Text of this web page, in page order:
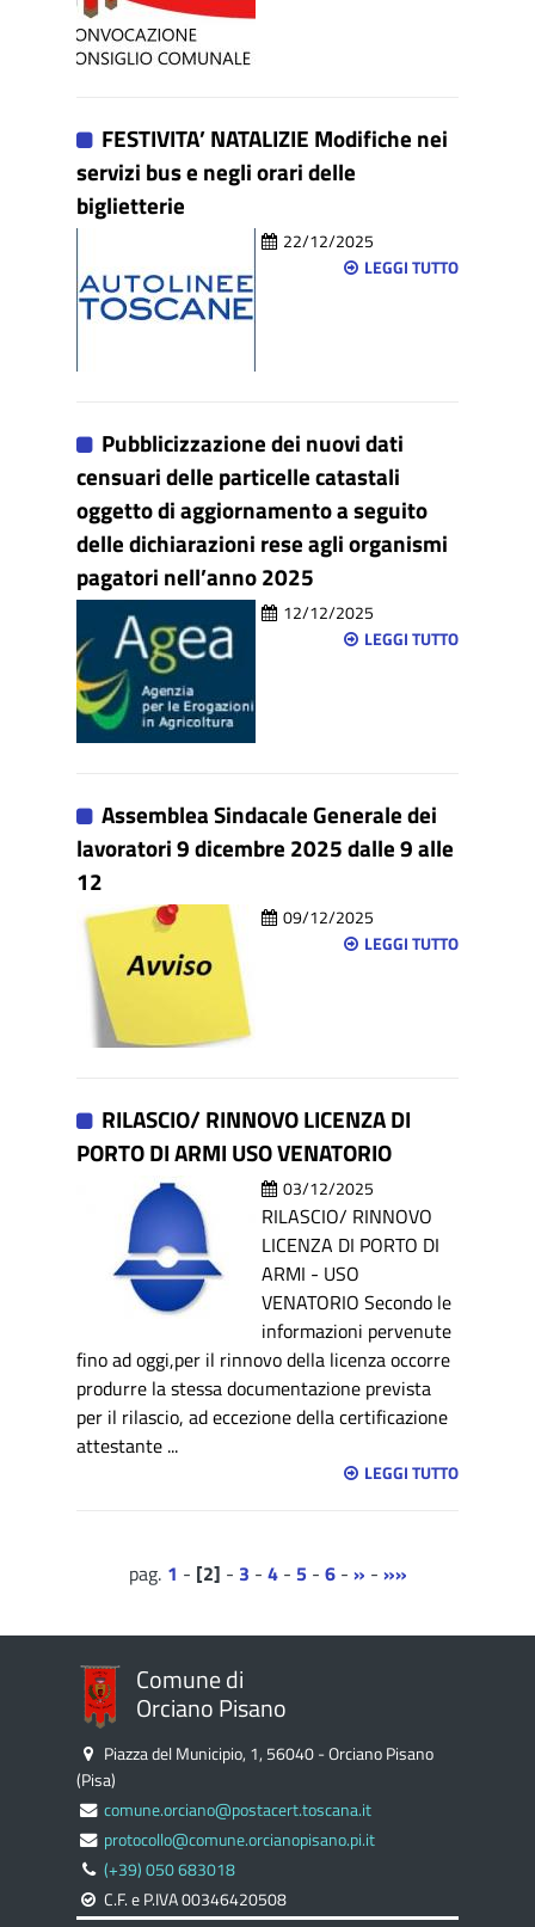
FESTIVITA’ NATALIZIE Modifiche nei
servizi bus e negli orari delle
biglietterie
22/12/2025
LEGGI TUTTO
Pubblicizzazione dei nuovi dati
censuari delle particelle catastali
oggetto di aggiornamento a seguito
delle dichiarazioni rese agli organismi
pagatori nell’anno 2025
12/12/2025
LEGGI TUTTO
Assemblea Sindacale Generale dei
lavoratori 9 dicembre 2025 dalle 9 alle
12
09/12/2025
LEGGI TUTTO
RILASCIO/ RINNOVO LICENZA DI
PORTO DI ARMI USO VENATORIO
03/12/2025
RILASCIO/ RINNOVO
LICENZA DI PORTO DI
ARMI - USO
VENATORIO Secondo le
informazioni pervenute
fino ad oggi,per il rinnovo della licenza occorre
produrre la stessa documentazione prevista
per il rilascio, ad eccezione della certificazione
attestante ...
LEGGI TUTTO
1 - 2 - 3 - 4- 5- 6- » - »»
Comune di
Orciano Pisano
Piazza del Municipio, 1, 56040 - Orciano Pisano
(Pisa)
comune.orciano@postacert.toscana.it
protocollo@comune.orcianopisano.pi.it
(+39) 050 683018
C.F. e P.IVA 00346420508